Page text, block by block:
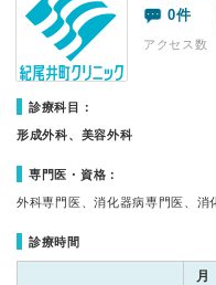
0件
アクセス数
診療科目：
形成外科、美容外科
専門医・資格：
外科専門医、消化器病専門医、消
診療時間
月